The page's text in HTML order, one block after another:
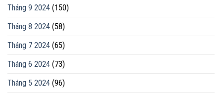
Tháng 9 2024 (150)
Tháng 8 2024 (58)
Tháng 7 2024 (65)
Tháng 6 2024 (73)
Tháng 5 2024 (96)